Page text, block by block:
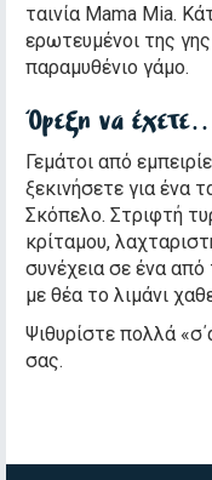
ταινία Mama Mia.
ερωτευμένοι της
παραμυθένιο γάμο.
Όρεξη να
Γεμάτοι από
ξεκινήσετε για ένα
Σκόπελο. Στριφτή
κρίταμου,
συνέχεια σε ένα
με θέα το λιμάνι
Ψιθυρίστε πολλά
σας.